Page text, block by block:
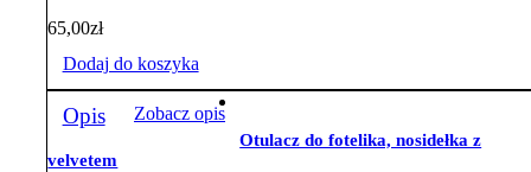
65,00zł
Dodaj do koszyka
Opis Zobacz opis
Otulacz do fotelika, nosidełka z
velvetem